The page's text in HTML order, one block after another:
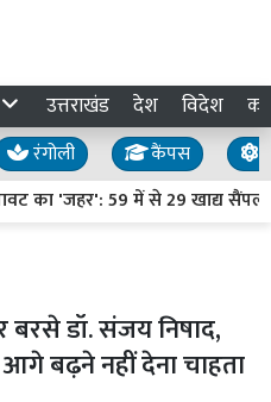
उत्तराखंड देश विदेश
रंगोली कैंपस
का 'जहर': 59 में से 29 खाद्य सैंपल
बरसे डॉ. संजय निषाद,
बढ़ने नहीं देना चाहता